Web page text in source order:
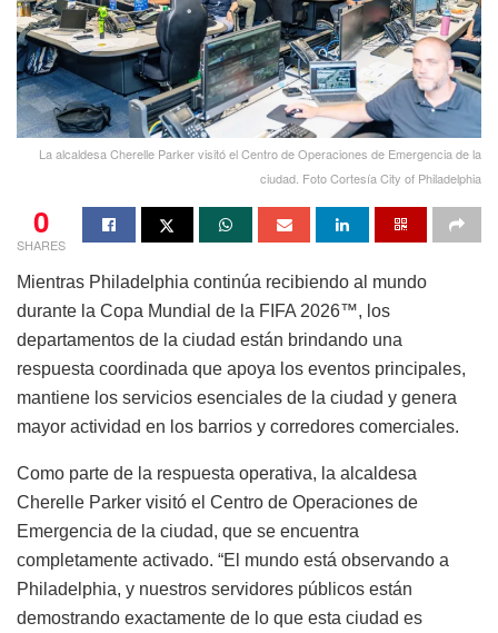
La alcaldesa Cherelle Parker visitó el Centro de Operaciones de Emergencia de la
ciudad. Foto Cortesía City of Philadelphia
0
SHARES
Mientras Philadelphia continúa recibiendo al mundo
durante la Copa Mundial de la FIFA 2026™, los
departamentos de la ciudad están brindando una
respuesta coordinada que apoya los eventos principales,
mantiene los servicios esenciales de la ciudad y genera
mayor actividad en los barrios y corredores comerciales.
Como parte de la respuesta operativa, la alcaldesa
Cherelle Parker visitó el Centro de Operaciones de
Emergencia de la ciudad, que se encuentra
completamente activado. “El mundo está observando a
Philadelphia, y nuestros servidores públicos están
demostrando exactamente de lo que esta ciudad es